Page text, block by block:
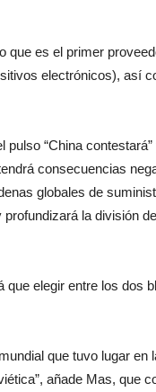
que es el primer
electrónicos), así
“China
consecuencias
globales de
la división
que elegir entre los dos
que tuvo lugar en
añade Mas, que